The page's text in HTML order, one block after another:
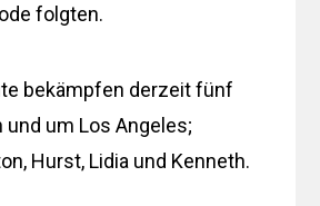
folgten.
bekämpfen derzeit fünf
und um Los Angeles;
Hurst, Lidia und Kenneth.